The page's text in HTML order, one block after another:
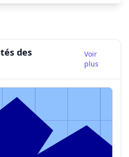
des
Voir
plus